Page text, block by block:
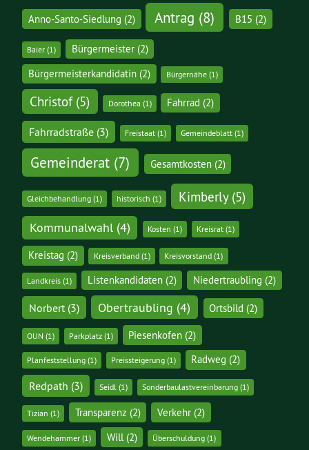
Anno-Santo-Siedlung (2) Antrag (8) B15 (2)
Baier (1) Bürgermeister(2)
Bürgermeisterkandidatin(2) Bürgernähe(1)
Christof(5) Dorothea (1) Fahrrad (2)
Fahrradstraße(3) Freistaat (1) Gemeindeblatt(1)
Gemeinderat (7) Gesamtkosten(2)
Gleichbehandlung (1) historisch (1) Kimberly(5)
Kommunalwahl(4) Kosten (1) Kreisrat(1)
Kreistag (2) Kreisverband(1) Kreisvorstand (1)
Landkreis (1) Listenkandidaten(2) Niedertraubling (2)
Norbert(3) Obertraubling (4) Ortsbild (2)
OUN (1) Parkplatz(1) Piesenkofen (2)
Planfeststellung (1) Preissteigerung(1) Radweg (2)
Redpath (3) Seidl (1) Sonderbaulastvereinbarung(1)
Tizian (1) Transparenz (2) Verkehr(2)
Wendehammer (1) Will(2) Überschuldung (1)